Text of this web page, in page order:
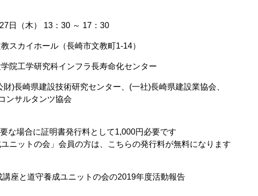
日（木） 13：30 ～ 17：30
スカイホール（長崎市文教町1-14）
院工学研究科インフラ長寿命化センター
)長崎県建設技術研究センター、(一社)長崎県建設業協会、
ンサルタンツ協会
に証明書発行料として1,000円必要です
の会」会員の方は、こちらの発行料が無料になります
守養成ユニットの会の2019年度活動報告